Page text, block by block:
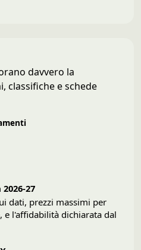
davvero la
classifiche e schede
27
dati, prezzi massimi per
e l'affidabilità dichiarata dal